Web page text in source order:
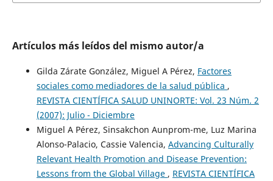
Artículos más leídos del mismo autor/a
Gilda Zárate González, Miguel A Pérez, Factores
sociales como mediadores de la salud pública ,
REVISTA CIENTÍFICA SALUD UNINORTE: Vol. 23 Núm. 2
(2007): Julio - Diciembre
Miguel A Pérez, Sinsakchon Aunprom-me, Luz Marina
Alonso-Palacio, Cassie Valencia, Advancing Culturally
Relevant Health Promotion and Disease Prevention:
Lessons from the Global Village , REVISTA CIENTÍFICA